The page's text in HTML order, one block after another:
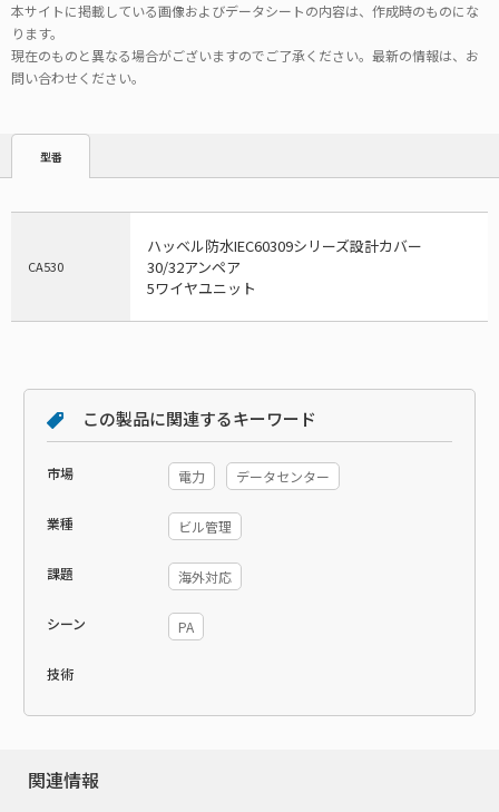
本サイトに掲載している画像およびデータシートの内容は、作成時のものにな
ります。
現在のものと異なる場合がございますのでご了承ください。最新の情報は、お
問い合わせください。
型番
CA530
ハッベル防水IEC60309シリーズ設計カバー
30/32アンペア
5ワイヤユニット
この製品に関連するキーワード
市場 電力 データセンター
業種 ビル管理
課題 海外対応
シーン PA
技術
関連情報